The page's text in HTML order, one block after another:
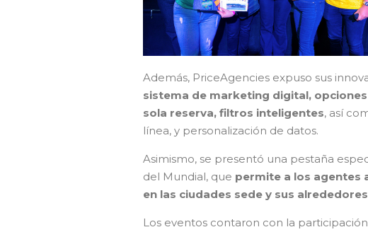
Además, PriceAgencies expuso sus
sistema de marketing digital,
sola reserva, filtros inteligentes, así
línea, y personalización de datos.
Asimismo, se presentó una pestaña
del Mundial, que permite a los agentes
en las ciudades sede y sus alrededores
Los eventos contaron con la